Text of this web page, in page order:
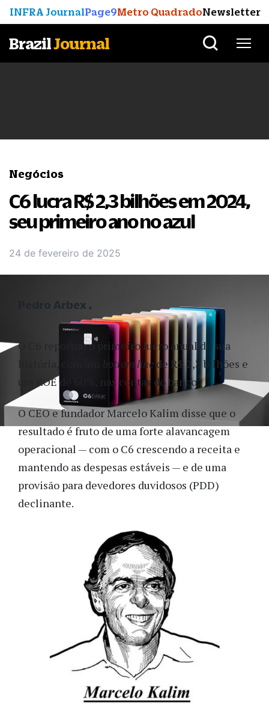
INFRA JournalPage9Metro QuadradoNewsletter
BrazilJournal
Negócios
C6 lucra R$ 2,3 bilhões em 2024,
seu primeiro ano no azul
24 de fevereiro de 2025
O C6 reportou o primeiro lucro anual de sua
história, com um
bottom line de R$ 2,3 bilhões e
um ROE de 60%, nas contas do banco.
O CEO e fundador Marcelo Kalim disse que o
resultado é fruto de uma forte alavancagem
operacional — com o C6 crescendo a receita e
mantendo as despesas estáveis — e de uma
provisão para devedores duvidosos (PDD)
declinante.
Pedro Arbex